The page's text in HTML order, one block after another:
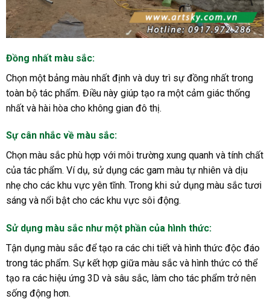
Đồng nhất màu sắc:
Chọn một bảng màu nhất định và duy trì sự đồng nhất trong
toàn bộ tác phẩm. Điều này giúp tạo ra một cảm giác thống
nhất và hài hòa cho không gian đô thị.
Sự cân nhắc về màu sắc:
Chọn màu sắc phù hợp với môi trường xung quanh và tính chất
của tác phẩm. Ví dụ, sử dụng các gam màu tự nhiên và dịu
nhẹ cho các khu vực yên tĩnh. Trong khi sử dụng màu sắc tươi
sáng và nổi bật cho các khu vực sôi động.
Sử dụng màu sắc như một phần của hình thức:
Tận dụng màu sắc để tạo ra các chi tiết và hình thức độc đáo
trong tác phẩm. Sự kết hợp giữa màu sắc và hình thức có thể
tạo ra các hiệu ứng 3D và sâu sắc, làm cho tác phẩm trở nên
sống động hơn.